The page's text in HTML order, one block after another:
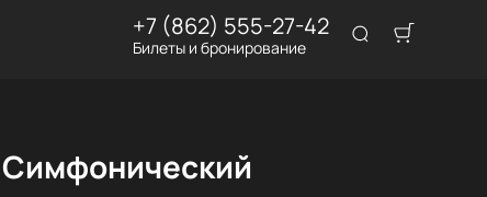
+7 (862) 555-27-42
Билеты и бронирование